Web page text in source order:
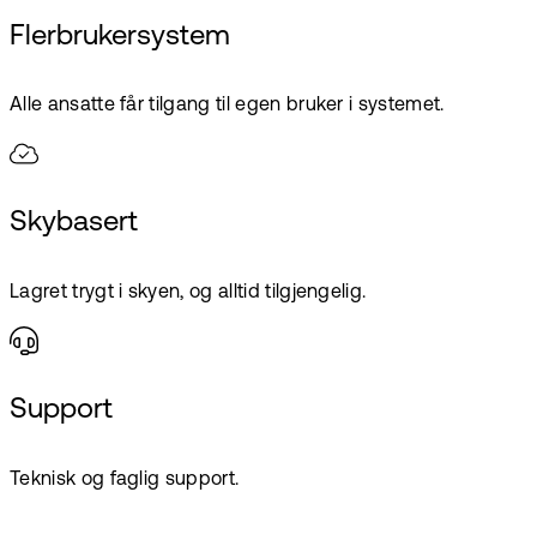
Flerbrukersystem
Alle ansatte får tilgang til egen bruker i systemet.
Skybasert
Lagret trygt i skyen, og alltid tilgjengelig.
Support
Teknisk og faglig support.